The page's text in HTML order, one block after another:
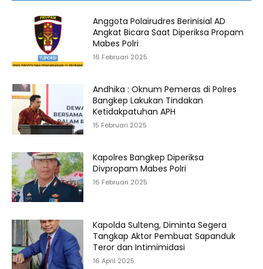
Anggota Polairudres Berinisial AD
Angkat Bicara Saat Diperiksa Propam
Mabes Polri
16 Februari 2025
Andhika : Oknum Pemeras di Polres
Bangkep Lakukan Tindakan
Ketidakpatuhan APH
15 Februari 2025
Kapolres Bangkep Diperiksa
Divpropam Mabes Polri
16 Februari 2025
Kapolda Sulteng, Diminta Segera
Tangkap Aktor Pembuat Sapanduk
Teror dan Intimimidasi
16 April 2025